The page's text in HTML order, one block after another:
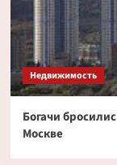
Недвижимость
Богачи
Москве